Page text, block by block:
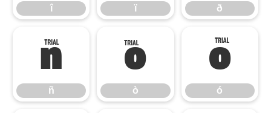
î ï ð
ñ
ñ
ò
ò
ó
ó